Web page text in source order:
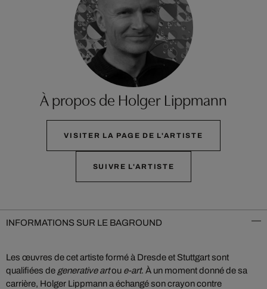
À propos de Holger Lippmann
VISITER LA PAGE DE L'ARTISTE
SUIVRE L'ARTISTE
INFORMATIONS SUR LE BAGROUND
Les œuvres de cet artiste formé à Dresde et Stuttgart sont
qualifiées de generative artou e-art. À un moment donné de sa
carrière, Holger Lippmann a échangé son crayon contre